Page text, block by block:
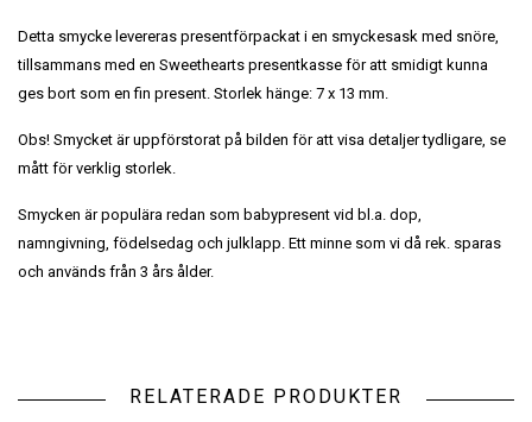
Detta smycke levereras presentförpackat i en smyckesask med snöre,
tillsammans med en Sweethearts presentkasse för att smidigt kunna
ges bort som en fin present. Storlek hänge: 7 x 13 mm.
Obs! Smycket är uppförstorat på bilden för att visa detaljer tydligare, se
mått för verklig storlek.
Smycken är populära redan som babypresent vid bl.a. dop,
namngivning, födelsedag och julklapp. Ett minne som vi då rek. sparas
och används från 3 års ålder.
RELATERADE PRODUKTER